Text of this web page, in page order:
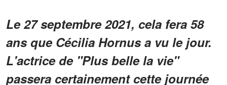
Le 27 septembre 2021, cela fera 58
ans que Cécilia Hornus a vu le jour.
L'actrice de "Plus belle la vie"
passera certainement cette journée